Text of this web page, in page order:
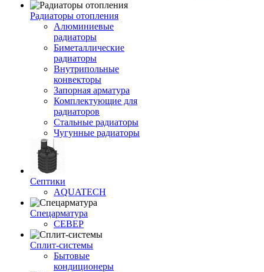
Радиаторы отопления
Алюминиевые
радиаторы
Биметаллические
радиаторы
Внутрипольные
конвекторы
Запорная арматура
Комплектующие для
радиаторов
Стальные радиаторы
Чугунные радиаторы
Септики
AQUATECH
Спецарматура
СЕВЕР
Сплит-системы
Бытовые
кондиционеры